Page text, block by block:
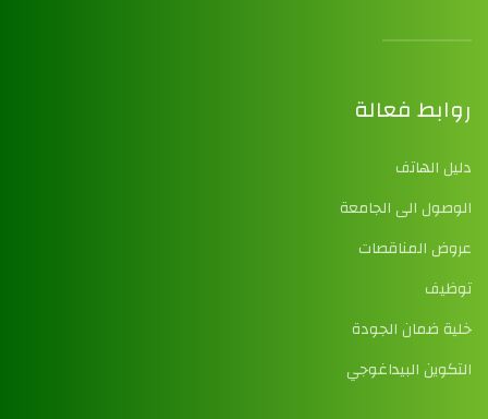
روابط فعالة
دليل الهاتف
الوصول الى الجامعة
عروض المناقصات
توظيف
خلية ضمان الجودة
التكوين البيداغوجي